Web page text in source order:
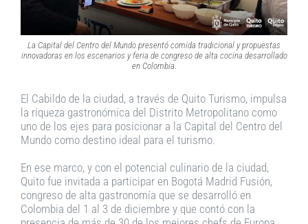
La Capital del Centro del Mundo presentó comida tradicional y propuestas
innovadoras en los escenarios y feria de congreso de alta cocina desarrollado
en Colombia
El Cabildo de la ciudad, a través de Quito Turismo, impulsa
la riqueza gastronómica del Distrito Metropolitano como
uno de los ejes para posicionar a la Capital del Centro del
Mundo como destino ideal para el turismo.
En ese marco, y con el potencial culinario de la ciudad,
Quito fue invitada a participar en Bogotá Madrid Fusión,
congreso de alta gastronomía que se desarrolló en
Colombia del 1 al 3 de diciembre y que contó con la